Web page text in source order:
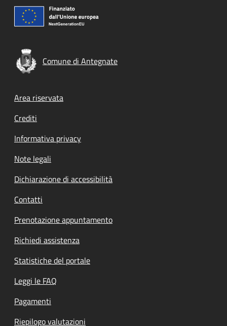
Comune di Antegnate
Footer menu
Area riservata
Crediti
Informativa privacy
Note legali
Dichiarazione di accessibilità
Contatti
Prenotazione appuntamento
Richiedi assistenza
Statistiche del portale
Leggi le FAQ
Pagamenti
Riepilogo valutazioni